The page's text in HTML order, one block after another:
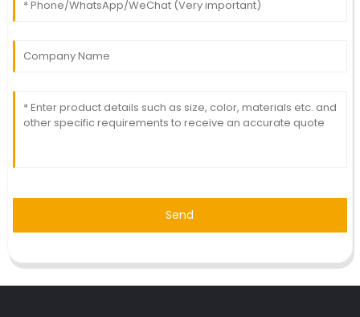
Send